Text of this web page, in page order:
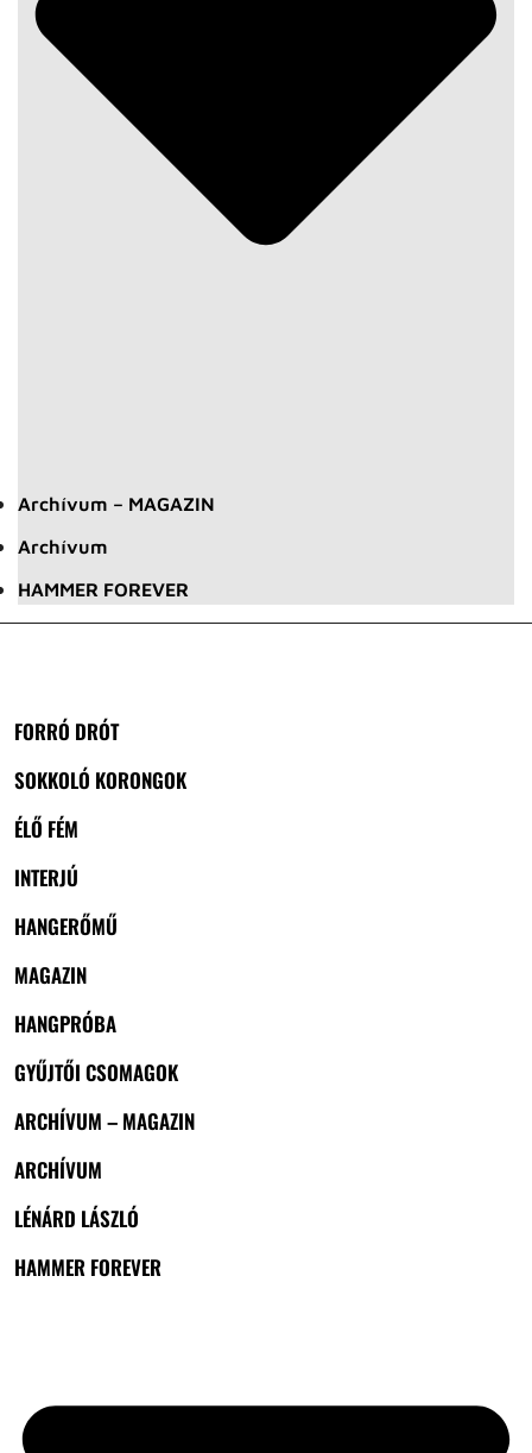
Archívum – MAGAZIN
Archívum
HAMMER FOREVER
FORRÓ DRÓT
SOKKOLÓ KORONGOK
ÉLŐ FÉM
INTERJÚ
HANGERŐMŰ
MAGAZIN
HANGPRÓBA
GYŰJTŐI CSOMAGOK
ARCHÍVUM – MAGAZIN
ARCHÍVUM
LÉNÁRD LÁSZLÓ
HAMMER FOREVER